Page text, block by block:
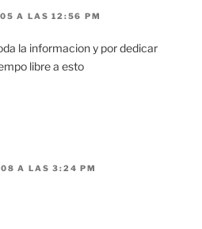
A LAS 12:56 PM
la informacion y por dedicar
libre a esto
A LAS 3:24 PM